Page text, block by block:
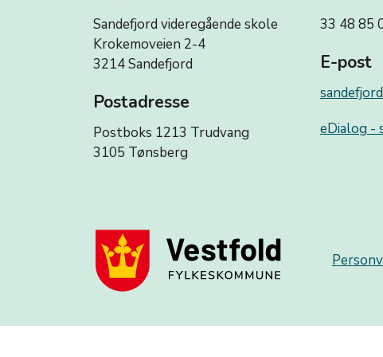
Sandefjord videregående skole
Krokemoveien 2-4
3214 Sandefjord
Postadresse
Postboks 1213 Trudvang
3105 Tønsberg
33 48 85
E-post
eDialog -